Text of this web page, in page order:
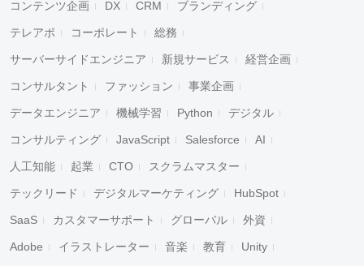
コンテンツ企画 DX CRM ブランディング
テレアポ コーポレート 総務
サーバーサイドエンジニア 新規サービス 経営企画
コンサルタント ファッション 事業企画
データエンジニア 機械学習 Python デジタル
コンサルティング JavaScript Salesforce AI
人工知能 起業 CTO スクラムマスター
テックリード デジタルマーケティング HubSpot
SaaS カスタマーサポート グローバル 外資
Adobe イラストレーター 音楽 教育 Unity